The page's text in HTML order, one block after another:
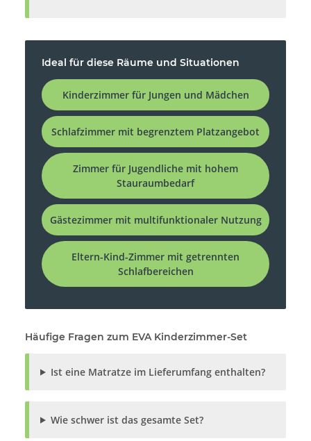
Ideal für diese Räume und Situationen
Kinderzimmer für Jungen und Mädchen
Schlafzimmer mit begrenztem Platzangebot
Zimmer für Jugendliche mit hohem
Stauraumbedarf
Gästezimmer mit multifunktionaler Nutzung
Eltern-Kind-Zimmer mit getrennten
Schlafbereichen
Häufige Fragen zum EVA Kinderzimmer-Set
Ist eine Matratze im Lieferumfang enthalten?
Wie schwer ist das gesamte Set?